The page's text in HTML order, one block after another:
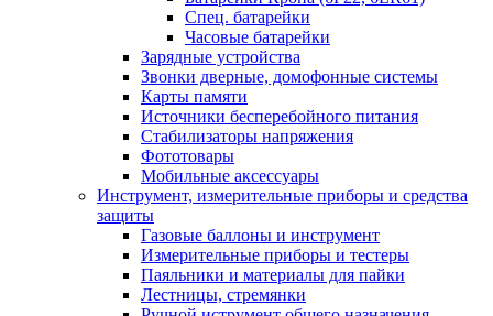
Спец. батарейки
Часовые батарейки
Зарядные устройства
Звонки дверные, домофонные системы
Карты памяти
Источники бесперебойного питания
Стабилизаторы напряжения
Фототовары
Мобильные аксессуары
Инструмент, измерительные приборы и средства
защиты
Газовые баллоны и инструмент
Измерительные приборы и тестеры
Паяльники и материалы для пайки
Лестницы, стремянки